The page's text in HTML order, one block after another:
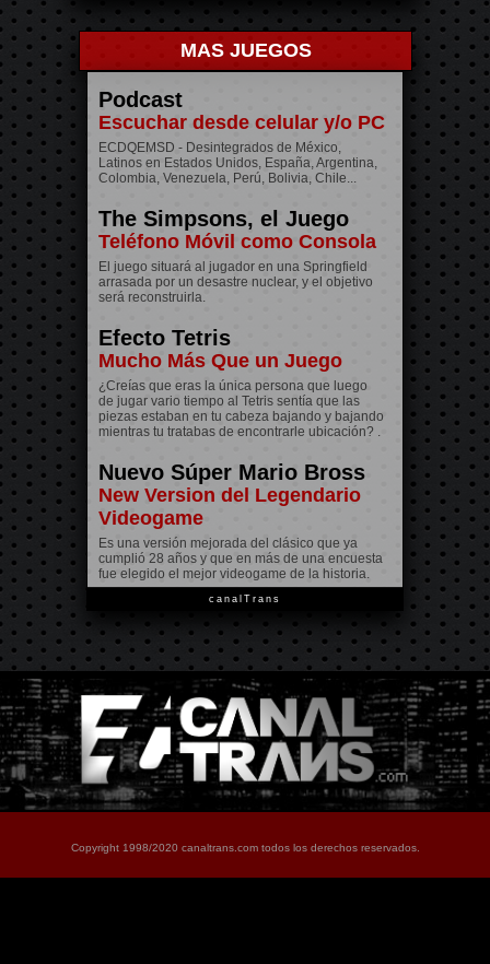
MAS JUEGOS
Podcast
Escuchar desde celular y/o PC
ECDQEMSD - Desintegrados de México,
Latinos en Estados Unidos, España, Argentina,
Colombia, Venezuela, Perú, Bolivia, Chile...
The Simpsons, el Juego
Teléfono Móvil como Consola
El juego situará al jugador en una Springfield
arrasada por un desastre nuclear, y el objetivo
será reconstruirla.
Efecto Tetris
Mucho Más Que un Juego
¿Creías que eras la única persona que luego
de jugar vario tiempo al Tetris sentía que las
piezas estaban en tu cabeza bajando y bajando
mientras tu tratabas de encontrarle ubicación? .
Nuevo Súper Mario Bross
New Version del Legendario
Videogame
Es una versión mejorada del clásico que ya
cumplió 28 años y que en más de una encuesta
fue elegido el mejor videogame de la historia.
canalTrans
Copyright 1998/2020 canaltrans.com todos los derechos reservados.